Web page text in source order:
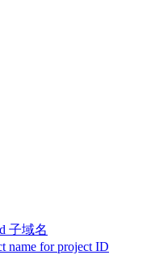
子域名
name for project ID